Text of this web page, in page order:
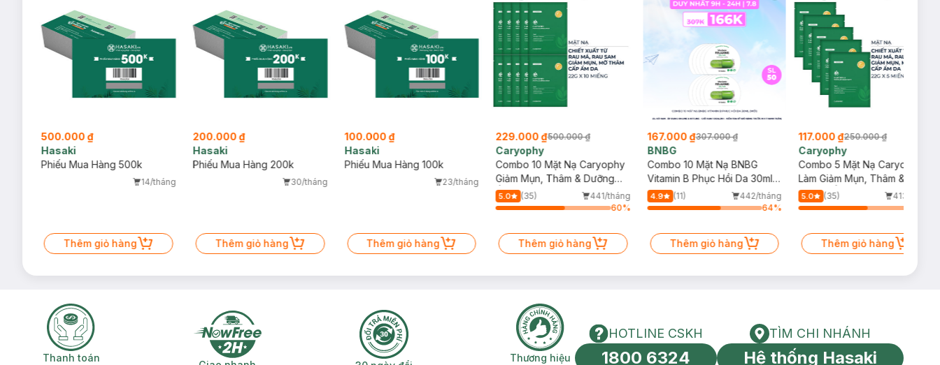
500.000 ₫
Hasaki
Phiếu Mua Hàng 500k
14/tháng
Thêm giỏ hàng
200.000 ₫
Hasaki
Phiếu Mua Hàng 200k
30/tháng
Thêm giỏ hàng
100.000 ₫
Hasaki
Phiếu Mua Hàng 100k
23/tháng
Thêm giỏ hàng
229.000 ₫500.000 ₫
Caryophy
Combo 10 Mặt Nạ Caryophy
Giảm Mụn, Thâm & Dưỡng
Ẩm Da 22g
5.0 (35)
441/tháng
60%
Thêm giỏ hàng
167.000 ₫307.000 ₫
BNBG
Combo 10 Mặt Nạ BNBG
Vitamin B Phục Hồi Da 30ml
(Mới)
4.9 (11)
442/tháng
64%
Thêm giỏ hàng
117.000 ₫250.000 ₫
Caryophy
Combo 5 Mặt Nạ Caryophy
Làm Giảm Mụn, Thâm &
Dưỡng Ẩm Da 22g
5.0 (35)
413/tháng
Thêm giỏ hàng
Thanh toán khi nhận hàng
Thanh toán
Giao nhanh miễn phí 2H 30 ngày đổi trả miễn phí Thương hiệu uy tín toàn cầu
Thương hiệu
HOTLINE CSKH
HOTLINE CSKH
1800 6324
Tìm chi nhánh
TÌM CHI NHÁNH
Hệ thống Hasaki